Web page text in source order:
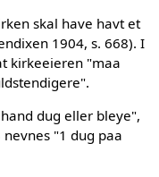
skal have havt et
1904, s. 668). I
kirkeeieren "maa
dug eller bleye",
"1 dug paa